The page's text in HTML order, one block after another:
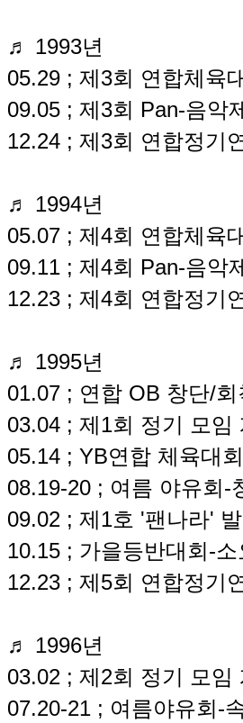
♬ 1993년
05.29 ; 제3회 연합체육
09.05 ; 제3회 Pan-음악
12.24 ; 제3회 연합정기
♬ 1994년
05.07 ; 제4회 연합체육
09.11 ; 제4회 Pan-음악
12.23 ; 제4회 연합정기
♬ 1995년
01.07 ; 연합 OB 창단/
03.04 ; 제1회 정기 모임
05.14 ; YB연합 체육대
08.19-20 ; 여름 야유회-
09.02 ; 제1호 '팬나라'
10.15 ; 가을등반대회-소
12.23 ; 제5회 연합정기
♬ 1996년
03.02 ; 제2회 정기 모임
07.20-21 ; 여름야유회-